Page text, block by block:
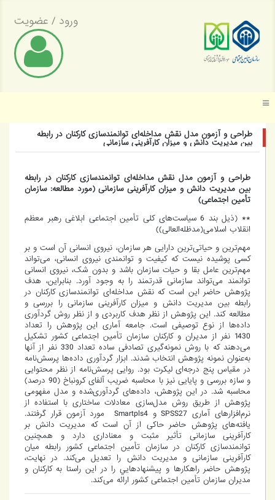
موسسه عالی پژوهش تأمین اجتماعی
ورود/عضویت
طراحی و آزمون مدل نقش مداخله‌ای توانمندسازی کارکنان در رابطه
بین مدیریت دانش و میزان کارآفرینی سازمانی
طراحی و آزمون مدل نقش مداخله‌ای توانمندسازی کارکنان در رابطه
بین مدیریت دانش و میزان کارآفرینی سازمانی (مورد مطالعه: سازمان
تأمين اجتماعی)
** (ذیل بند 6 سیاست‌های کلی تأمين اجتماعی ابلاغی رهبر معظم
انقلاب اسلامی(مدظله‌العالی))
مهم‌ترین و حیاتی‌ترین دارایی هر سازمان، نیروی انسانی آن است و بر
کسی پوشیده نیست که کیفیت و توانمندی نیروی انسانی، می‌تواند
مهم‌ترین عامل بقا و حیات سازمان باشد و بدون شک، نیروی انسانی
توانمند می‌تواند سازمانی قدرتمند را به وجود آورد. بنابراین، هدف
پژوهش حاضر این است که نقش مداخله‌ای توانمندسازی کارکنان در
رابطه بین مدیریت دانش و میزان کارآفرینی سازمانی را بررسی و
مطالعه كند. این پژوهش از نظر هدف کاربردی و از نظر روش گردآوری
داده‌ها از نوع توصیفی است. جامعه آماری این پژوهش را تعداد
1430 نفر از مدیران و کارکنان سازمان تأمين اجتماعی کشور تشکیل
می‌دهند که با روش نمونه‌گیری تصادفی ساده تعداد 330 نفر از آنها
به‌عنوان نمونه پژوهش انتخاب شدند. ابزار گردآوری داده‌ها پرسش‌نامه
در مقیاس پنج درجه‌ای لیکرت بود. روایی پرسش‌نامه از نظر محتوایی
و سازه بررسی و پایایی نیز با محاسبه ضریب آلفای کرونباخ (90 درصد)
محاسبه شد. در این پژوهش، داده‌های گردآوری‌شده و مدل مفهومی
پژوهش از طریق روش مدل‌سازی معادلات ساختاری با استفاده از
نرم‌افزارهای آماری SPSS27 و Smartpls4 مورد آزمون قرار گرفتند.
یافته‌های پژوهش حاضر حاکی از آن است که مدیریت دانش بر
کارآفرینی سازمانی تأثير مثبت و معناداری دارد و همچنین
توانمندسازی کارکنان در سازمان تأمين اجتماعی کشور رابطه میان
کارآفرینی سازمانی و مدیریت دانش را تعدیل می‌کند. در نهایت،
پژوهش حاضر راهکارها و پیشنهادهايي را در این راستا به کارکنان و
مدیران سازمان تأمين اجتماعی کشور ارائه می‌كند.